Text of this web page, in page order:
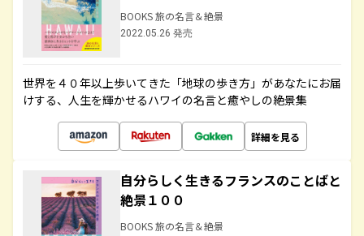
BOOKS 旅の名言＆絶景
2022.05.26 発売
世界を４０年以上歩いてきた「地球の歩き方」があなたにお届
けする、人生を輝かせるハワイの名言と癒やしの絶景集
詳細を見る
自分らしく生きるフランスのことばと
絶景１００
BOOKS 旅の名言＆絶景